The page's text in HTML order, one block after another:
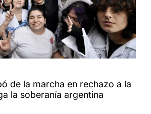
de la marcha en rechazo a la
la soberanía argentina